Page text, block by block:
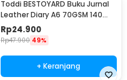
Toddi BESTOYARD Buku Jurnal
Leather Diary A6 70GSM 140
Halaman Blank - ZB-45
Rp24.900
Rp47.900 49%
+ Keranjang